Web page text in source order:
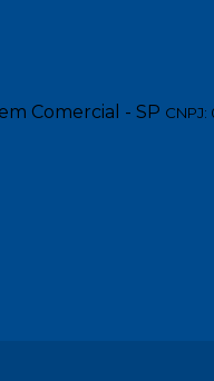
Comercial - SP